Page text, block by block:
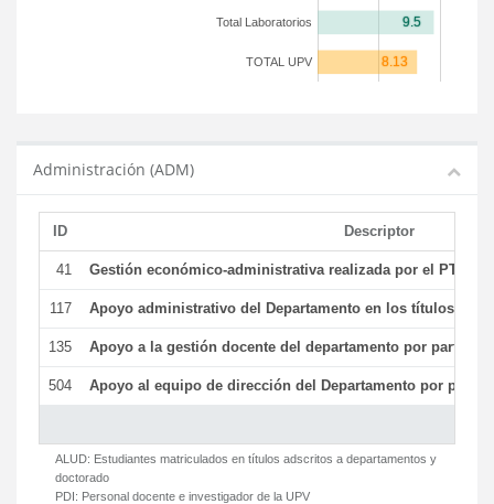
TOTAL UPV
Total Laboratorios
Administración (ADM)
ID Descriptor
41 Gestión económico-administrativa realizada por el PTGAS
117 Apoyo administrativo del Departamento en los títulos de
135 Apoyo a la gestión docente del departamento por parte
504 Apoyo al equipo de dirección del Departamento por parte
ALUD: Estudiantes matriculados en títulos adscritos a departamentos y
doctorado
PDI: Personal docente e investigador de la UPV